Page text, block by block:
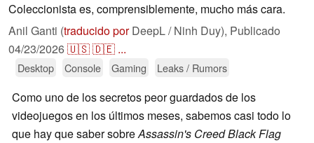
Coleccionista es, comprensiblemente, mucho más cara.
Anil Ganti (traducido porDeepL / Ninh Duy), Publicado
04/23/2026🇺🇸🇩🇪 ...
Desktop Console Gaming Leaks / Rumors
Como uno de los secretos peor guardados de los
videojuegos en los últimos meses, sabemos casi todo lo
que hay que saber sobreAssassin's Creed Black Flag